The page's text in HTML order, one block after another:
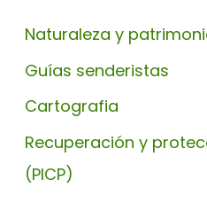
Naturaleza y
Guías senderistas
Cartografia
Recuperación y
(PICP)